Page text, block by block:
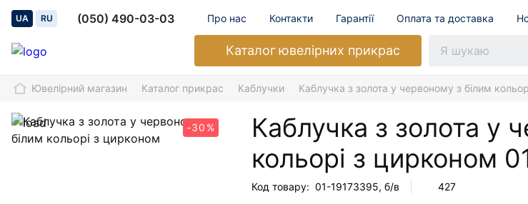
UA RU (050) 490-03-03 Про нас Контакти Гарантії Оплата та доставка
Каталогювелірних прикрас
Ювелірний магазин Каталог прикрас Каблучки Каблучка з золота у червоному з білим
-30%
Каблучка з золота у
кольорі з цирконом
Код товару: 01-19173395, б/в 427